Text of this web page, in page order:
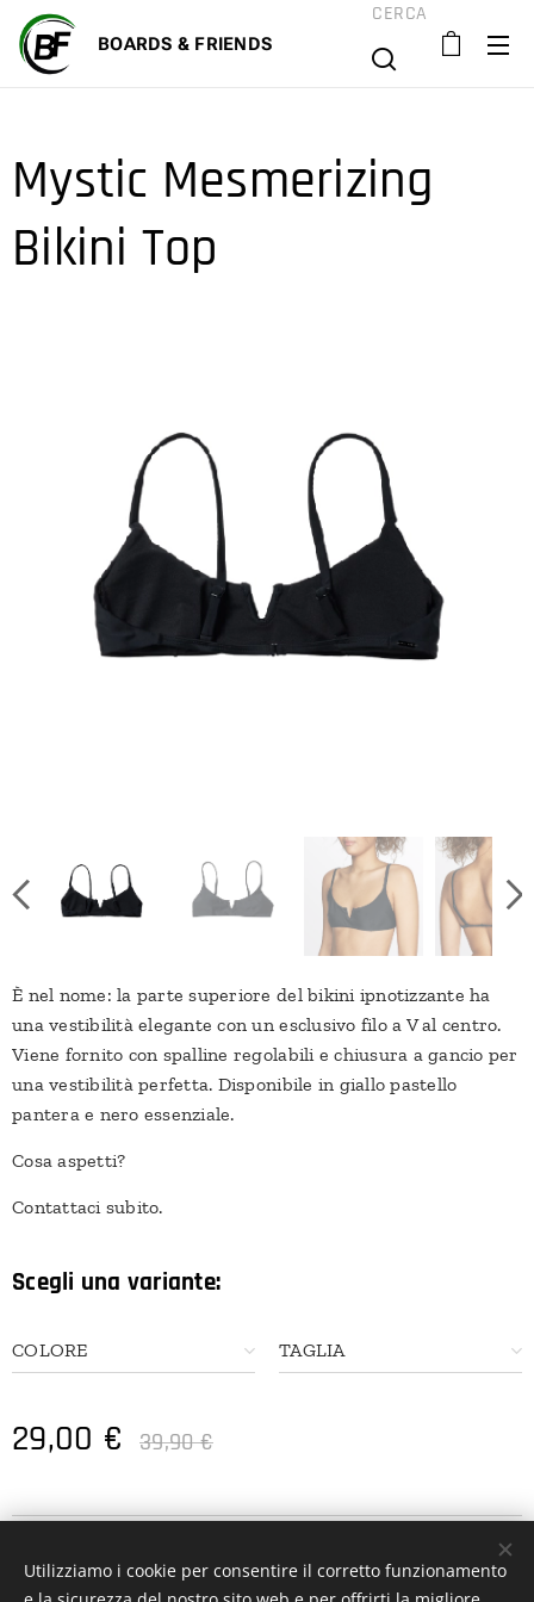
BOARDS & FRIENDS
CERCA
Mystic Mesmerizing
Bikini Top
È nel nome: la parte superiore del bikini ipnotizzante ha
una vestibilità elegante con un esclusivo filo a V al centro.
Viene fornito con spalline regolabili e chiusura a gancio per
una vestibilità perfetta. Disponibile in giallo pastello
pantera e nero essenziale.
Cosa aspetti?
Contattaci subito.
Scegli una variante:
COLORE TAGLIA
29,00 € 39,90€
Utilizziamo i cookie per consentire il corretto funzionamento